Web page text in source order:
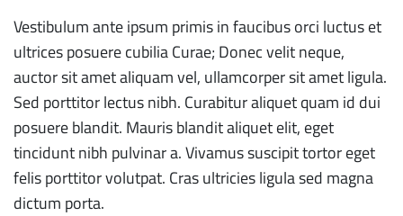
Vestibulum ante ipsum primis in faucibus orci luctus et
ultrices posuere cubilia Curae; Donec velit neque,
auctor sit amet aliquam vel, ullamcorper sit amet ligula.
Sed porttitor lectus nibh. Curabitur aliquet quam id dui
posuere blandit. Mauris blandit aliquet elit, eget
tincidunt nibh pulvinar a. Vivamus suscipit tortor eget
felis porttitor volutpat. Cras ultricies ligula sed magna
dictum porta.